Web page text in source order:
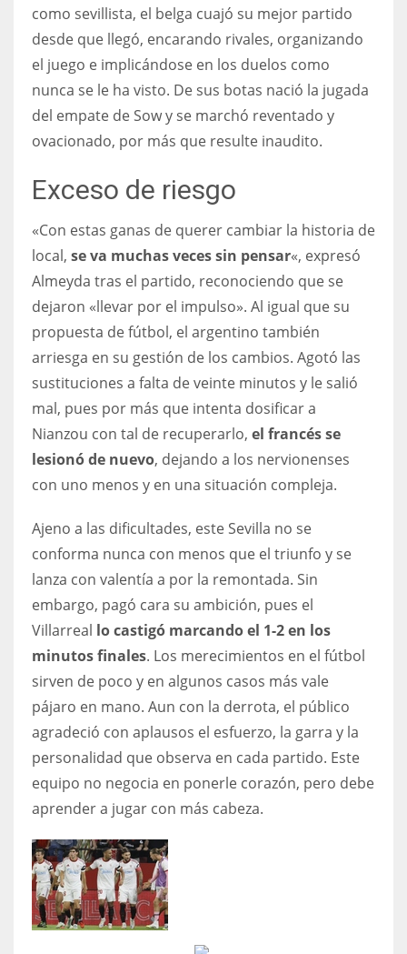
como sevillista, el belga cuajó su mejor partido
desde que llegó, encarando rivales, organizando
el juego e implicándose en los duelos como
nunca se le ha visto. De sus botas nació la jugada
del empate de Sow y se marchó reventado y
ovacionado, por más que resulte inaudito.
Exceso de riesgo
«Con estas ganas de querer cambiar la historia de
local, se va muchas veces sin pensar«, expresó
Almeyda tras el partido, reconociendo que se
dejaron «llevar por el impulso». Al igual que su
propuesta de fútbol, el argentino también
arriesga en su gestión de los cambios. Agotó las
sustituciones a falta de veinte minutos y le salió
mal, pues por más que intenta dosificar a
Nianzou con tal de recuperarlo, el francés se
lesionó de nuevo, dejando a los nervionenses
con uno menos y en una situación compleja.
Ajeno a las dificultades, este Sevilla no se
conforma nunca con menos que el triunfo y se
lanza con valentía a por la remontada. Sin
embargo, pagó cara su ambición, pues el
Villarreal lo castigó marcando el 1-2 en los
minutos finales. Los merecimientos en el fútbol
sirven de poco y en algunos casos más vale
pájaro en mano. Aun con la derrota, el público
agradeció con aplausos el esfuerzo, la garra y la
personalidad que observa en cada partido. Este
equipo no negocia en ponerle corazón, pero debe
aprender a jugar con más cabeza.